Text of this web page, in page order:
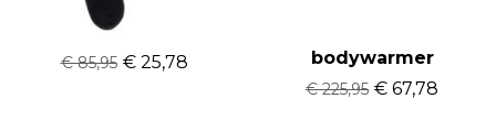
Monnalisa sokken
€ 85,95 € 25,78
bodywarmer
€ 225,95 € 67,78